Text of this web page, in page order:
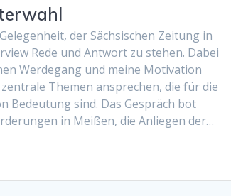
der Sächsischen Zeitung in
Rede und Antwort zu stehen. Dabei
Werdegang und meine Motivation
Themen ansprechen, die für die
Bedeutung sind. Das Gespräch bot
in Meißen, die Anliegen der…